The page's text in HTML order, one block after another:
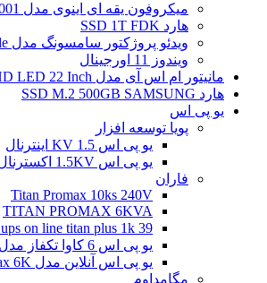
میکروفون یقه ای اینوی مدل YW-001
هارد SSD 1T FDK
ویدئو پروژکتور سامسونگ مدل The Freestyle
ویندوز 11 اورجینال
مانیتور ام اس آی مدل PRO MP223 Full HD LED 22 Inch
هارد SSD M.2 500GB SAMSUNG
یو پی اس
پویا توسعه افزار
یو پی اس 1.5 KV اینترنال
یو پی اس 1.5KV اکسترنال
فاران
Titan Promax 10ks 240V
TITAN PROMAX 6KVA
ups on line titan plus 1k 39 یو پی اس
یو پی اس 6 کاوا تکفاز مدل TitanPro 6KS 240v
یو پی اس آنلاین مدل Titan Pro Max 6K
مگامداوم